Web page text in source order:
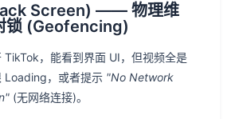
Screen) —— 物理维
锁 (Geofencing)
TikTok，能看到界面 UI，但视频全是
Loading，或者提示 "No Network
(无网络连接)。